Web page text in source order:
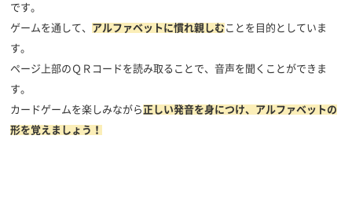
です。
ゲームを通して、 アルファベットに慣れ親しむ ことを目的としていま
す。
ページ上部のＱＲコードを読み取ることで、音声を聞くことができま
す。
カードゲームを楽しみながら 正しい発音を身につけ、アルファベットの
形を覚えましょう！